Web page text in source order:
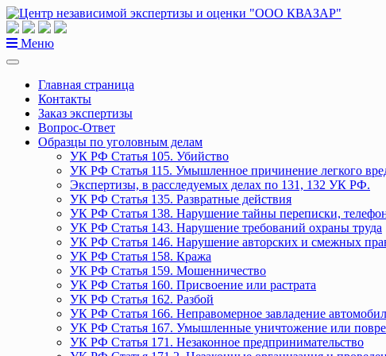
Перейти
к
содержанию
Меню
Главная страница
Контакты
Заказ экспертизы
Вопрос-Ответ
Образцы по уголовным делам
УК РФ Статья 105. Убийство
УК РФ Статья 115. Умышленное причинение легкого
Экспертизы, в расследуемых делах по 131, 132 УК РФ.
УК РФ Статья 135. Развратные действия
УК РФ Статья 138. Нарушение тайны переписки,
УК РФ Статья 143. Нарушение требований охраны труда
УК РФ Статья 146. Нарушение авторских и смежных
УК РФ Статья 158. Кража
УК РФ Статья 159. Мошенничество
УК РФ Статья 160. Присвоение или растрата
УК РФ Статья 162. Разбой
УК РФ Статья 166. Неправомерное завладение
УК РФ Статья 167. Умышленные уничтожение или
УК РФ Статья 171. Незаконное предпринимательство